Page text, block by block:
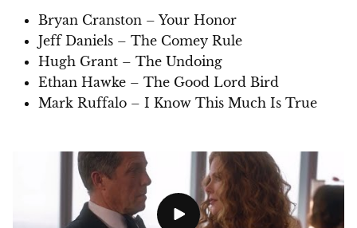
Bryan Cranston – Your Honor
Jeff Daniels – The Comey Rule
Hugh Grant – The Undoing
Ethan Hawke – The Good Lord Bird
Mark Ruffalo – I Know This Much Is True